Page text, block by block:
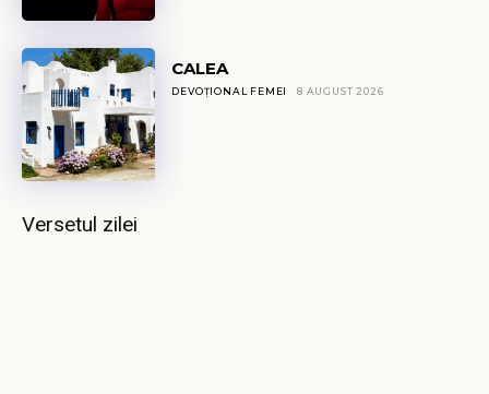
CALEA
DEVOȚIONAL FEMEI 8 AUGUST 2026
Versetul zilei